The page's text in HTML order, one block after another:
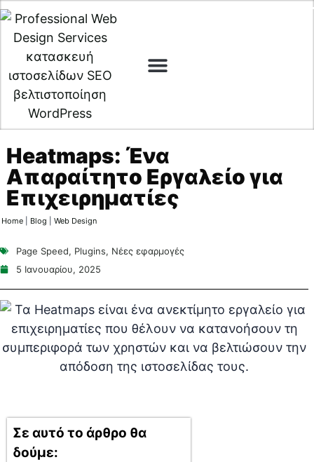
Heatmaps: Ένα
Απαραίτητο Εργαλείο για
Επιχειρηματίες
Home| Blog Web Design
Page Speed, Plugins, Νέες εφαρμογές
5 Ιανουαρίου, 2025
Σε αυτό το άρθρο θα
δούμε: